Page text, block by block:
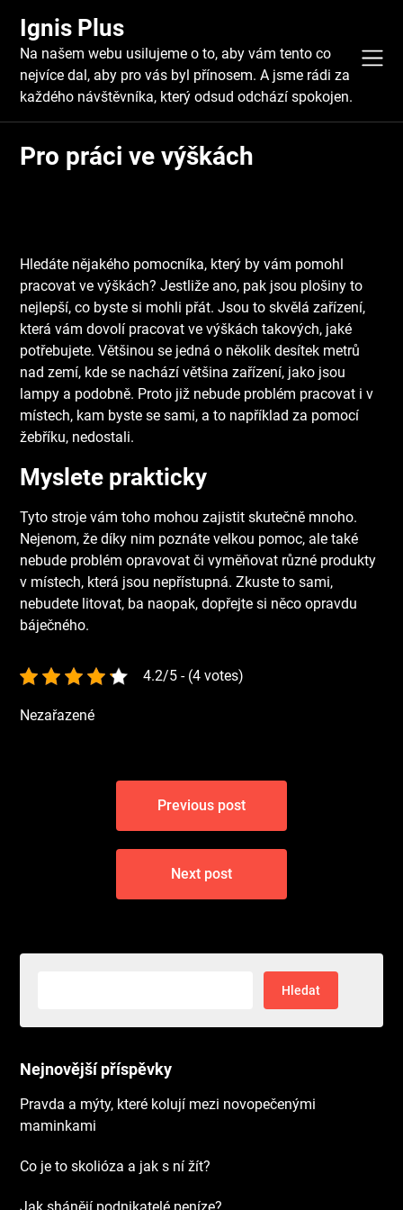
content
Ignis Plus
Na našem webu usilujeme o to, aby vám tento co
nejvíce dal, aby pro vás byl přínosem. A jsme rádi za
každého návštěvníka, který odsud odchází spokojen.
Pro práci ve výškách
Hledáte nějakého pomocníka, který by vám pomohl
pracovat ve výškách? Jestliže ano, pak jsou plošiny to
nejlepší, co byste si mohli přát. Jsou to skvělá zařízení,
která vám dovolí pracovat ve výškách takových, jaké
potřebujete. Většinou se jedná o několik desítek metrů
nad zemí, kde se nachází většina zařízení, jako jsou
lampy a podobně. Proto již nebude problém pracovat i v
místech, kam byste se sami, a to například za pomocí
žebříku, nedostali.
Myslete prakticky
Tyto stroje vám toho mohou zajistit skutečně mnoho.
Nejenom, že díky nim poznáte velkou pomoc, ale také
nebude problém opravovat či vyměňovat různé produkty
v místech, která jsou nepřístupná. Zkuste to sami,
nebudete litovat, ba naopak, dopřejte si něco opravdu
báječného.
4.2/5 - (4 votes)
Nezařazené
Navigace
příspěvek
Previous post
Next post
Nejnovější příspěvky
Pravda a mýty, které kolují mezi novopečenými
maminkami
Co je to skolióza a jak s ní žít?